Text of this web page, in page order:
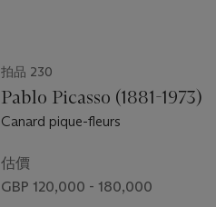
拍品 230
Pablo Picasso (1881-1973)
Canard pique-fleurs
估價
GBP 120,000 - 180,000